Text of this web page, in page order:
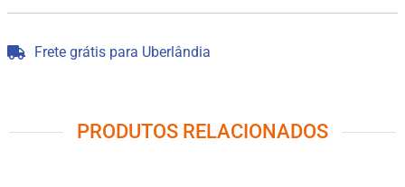
Frete grátis para Uberlândia
PRODUTOS RELACIONADOS